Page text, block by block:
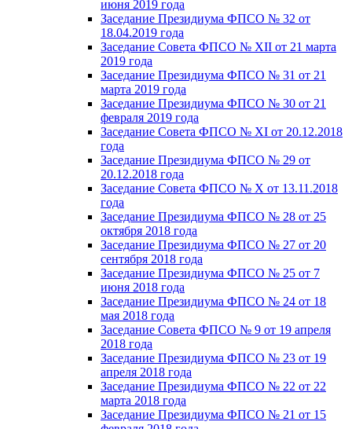
июня 2019 года
Заседание Президиума ФПСО № 32 от
18.04.2019 года
Заседание Совета ФПСО № XII от 21 марта
2019 года
Заседание Президиума ФПСО № 31 от 21
марта 2019 года
Заседание Президиума ФПСО № 30 от 21
февраля 2019 года
Заседание Совета ФПСО № XI от 20.12.2018
года
Заседание Президиума ФПСО № 29 от
20.12.2018 года
Заседание Совета ФПСО № X от 13.11.2018
года
Заседание Президиума ФПСО № 28 от 25
октября 2018 года
Заседание Президиума ФПСО № 27 от 20
сентября 2018 года
Заседание Президиума ФПСО № 25 от 7
июня 2018 года
Заседание Президиума ФПСО № 24 от 18
мая 2018 года
Заседание Совета ФПСО № 9 от 19 апреля
2018 года
Заседание Президиума ФПСО № 23 от 19
апреля 2018 года
Заседание Президиума ФПСО № 22 от 22
марта 2018 года
Заседание Президиума ФПСО № 21 от 15